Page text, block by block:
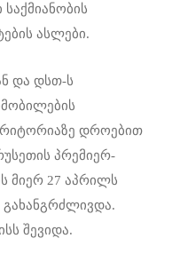
ასლები.
და დსთ-ს
დროებით
პრემიერ-
მიერ 27 აპრილს
შევიდა.